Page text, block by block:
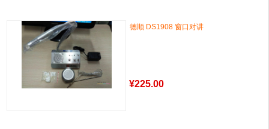
德顺 DS1908 窗口对讲
¥225.00